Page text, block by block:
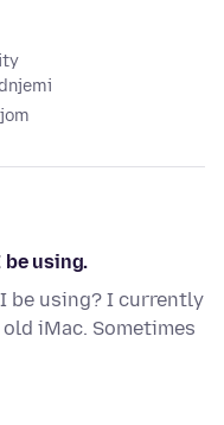
using.
be using? I currently
iMac. Sometimes